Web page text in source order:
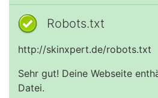
Robots.txt
http://skinxpert.de/robots.txt
Sehr gut! Deine Webseite
Datei.